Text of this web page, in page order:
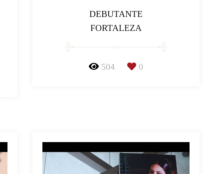
DEBUTANTE
FORTALEZA
504 0